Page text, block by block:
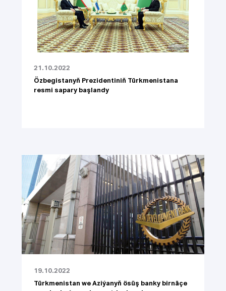
21.10.2022
Özbegistanyň Prezidentiniň Türkmenistana
resmi sapary başlandy
19.10.2022
Türkmenistan we Aziýanyň ösüş banky birnäçe